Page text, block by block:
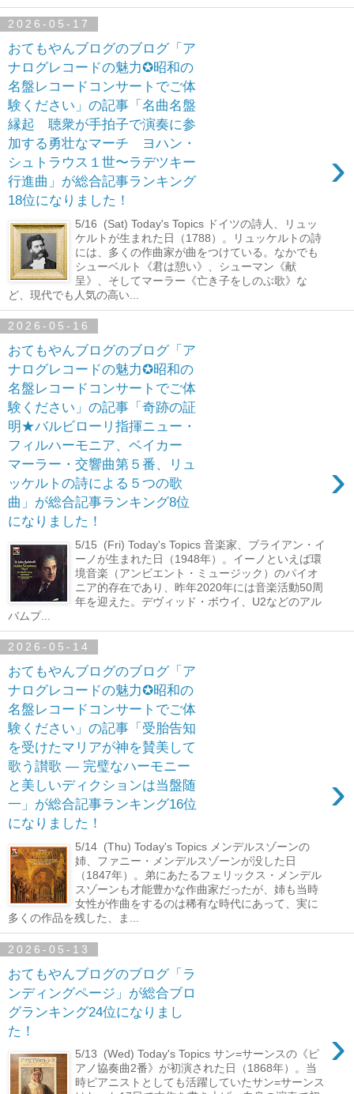
2026-05-17
おてもやんブログのブログ「ア
ナログレコードの魅力✪昭和の
名盤レコードコンサートでご体
験ください」の記事「名曲名盤
縁起 聴衆が手拍子で演奏に参
加する勇壮なマーチ ヨハン・
シュトラウス１世〜ラデツキー
行進曲」が総合記事ランキング
18位になりました！
›
5/16 (Sat) Today's Topics ドイツの詩人、リュッ
ケルトが生まれた日（1788）。リュッケルトの詩
には、多くの作曲家が曲をつけている。なかでも
シューベルト《君は憩い》、シューマン《献
呈》、そしてマーラー《亡き子をしのぶ歌》な
ど、現代でも人気の高い...
2026-05-16
おてもやんブログのブログ「ア
ナログレコードの魅力✪昭和の
名盤レコードコンサートでご体
験ください」の記事「奇跡の証
明★バルビローリ指揮ニュー・
フィルハーモニア、ベイカー
マーラー・交響曲第５番、リュ
ッケルトの詩による５つの歌
曲」が総合記事ランキング8位
になりました！
›
5/15 (Fri) Today's Topics 音楽家、ブライアン・イ
ーノが生まれた日（1948年）。イーノといえば環
境音楽（アンビエント・ミュージック）のパイオ
ニア的存在であり、昨年2020年には音楽活動50周
年を迎えた。デヴィッド・ボウイ、U2などのアル
バムプ...
2026-05-14
おてもやんブログのブログ「ア
ナログレコードの魅力✪昭和の
名盤レコードコンサートでご体
験ください」の記事「受胎告知
を受けたマリアが神を賛美して
歌う讃歌 ― 完璧なハーモニー
と美しいディクションは当盤随
一」が総合記事ランキング16位
になりました！
›
5/14 (Thu) Today's Topics メンデルスゾーンの
姉、ファニー・メンデルスゾーンが没した日
（1847年）。弟にあたるフェリックス・メンデル
スゾーンも才能豊かな作曲家だったが、姉も当時
女性が作曲をするのは稀有な時代にあって、実に
多くの作品を残した、ま...
2026-05-13
おてもやんブログのブログ「ラ
ンディングページ」が総合ブロ
グランキング24位になりまし
た！
›
5/13 (Wed) Today's Topics サン=サーンスの《ピ
アノ協奏曲2番》が初演された日（1868年）。当
時ピアニストとしても活躍していたサン=サーンス